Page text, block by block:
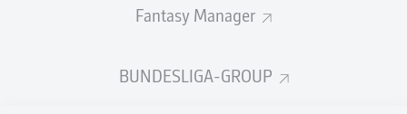
Fantasy Manager
BUNDESLIGA-GROUP